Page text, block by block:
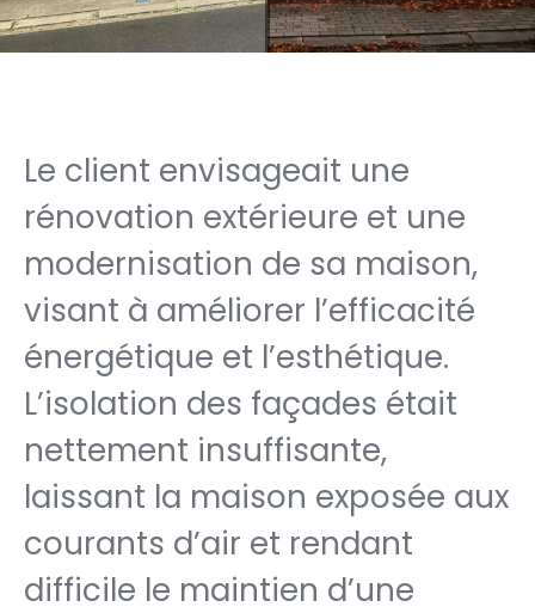
Le client envisageait une
rénovation extérieure et une
modernisation de sa maison,
visant à améliorer l’efficacité
énergétique et l’esthétique.
L’isolation des façades était
nettement insuffisante,
laissant la maison exposée aux
courants d’air et rendant
difficile le maintien d’une